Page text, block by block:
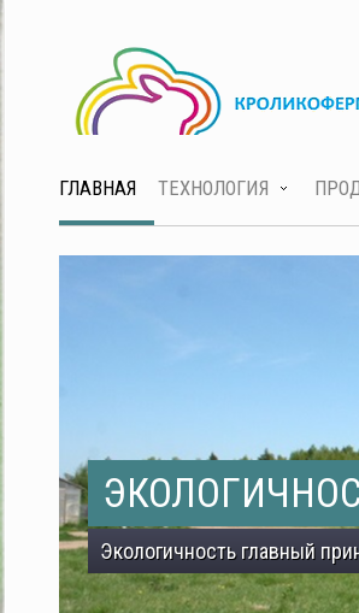
ГЛАВНАЯ ТЕХНОЛОГИЯ
Экологичность главный